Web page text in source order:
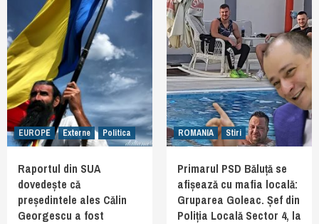
EUROPE Externe Politica
Raportul din SUA
dovedește că
președintele ales Călin
Georgescu a fost
ROMANIA Stiri
Primarul PSD Băluță se
afișează cu mafia locală:
Gruparea Goleac. Șef din
Poliția Locală Sector 4, la